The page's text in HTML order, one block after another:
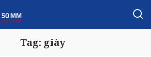
Tag: giày